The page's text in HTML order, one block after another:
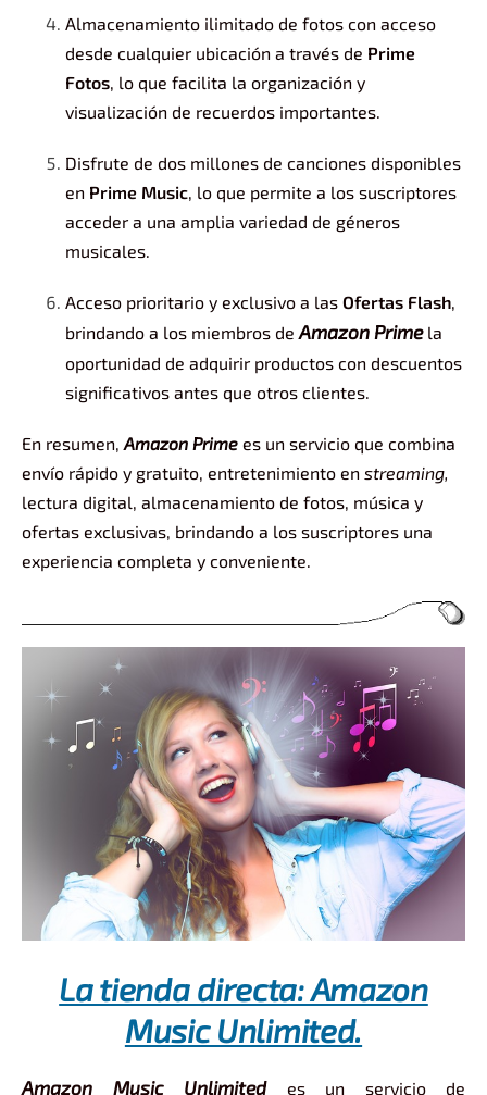
Almacenamiento ilimitado de fotos con acceso
desde cualquier ubicación a través de Prime
Fotos , lo que facilita la organización y
visualización de recuerdos importantes.
Disfrute de dos millones de canciones disponibles
en Prime Music , lo que permite a los suscriptores
acceder a una amplia variedad de géneros
musicales.
Acceso prioritario y exclusivo a las Ofertas Flash
brindando a los miembros de Amazon Primela
oportunidad de adquirir productos con descuentos
significativos antes que otros clientes.
En resumen, Amazon Prime es un servicio que combina
envío rápido y gratuito, entretenimiento en streaming,
lectura digital, almacenamiento de fotos, música y
ofertas exclusivas, brindando a los suscriptores una
experiencia completa y conveniente.
La tienda directa: Amazon
Music Unlimited.
Amazon Music Unlimited
es un servicio de